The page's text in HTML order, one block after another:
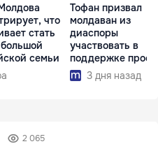
что
стать
семьи
Тофан призвал
молдаван из
диаспоры
участвовать в
поддержке
развития страны
3 дня назад
2 065